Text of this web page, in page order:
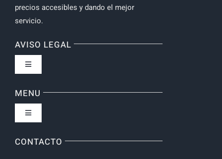
precios accesibles y dando el mejor
servicio.
AVISO LEGAL
Toggle
Política de privacidad
MENU
Toggle
Inicio
CONTACTO